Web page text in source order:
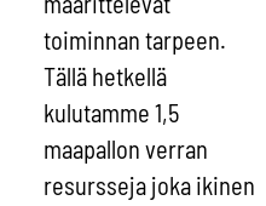
toiminnan tarpeen.
Tällä hetkellä
kulutamme 1,5
maapallon verran
resursseja joka ikinen